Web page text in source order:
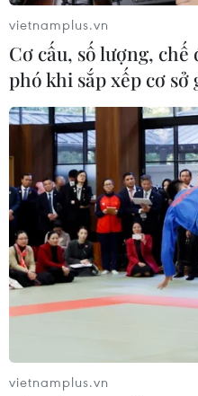
TIN CÙNG CHUYÊN
Bản Lồng - nơi văn hóa
nhịp cùng du lịch cộng
07/08/2026 08:31
vietnamplus.vn
Cơ cấu, số lượng,
phó khi sắp xếp cơ sở
vietnamplus.vn